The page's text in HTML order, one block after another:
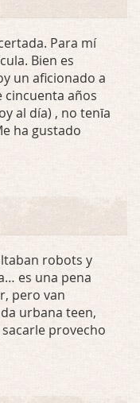
Para mí
Bien es
un aficionado a
cincuenta años
al día) , no tenīa
ha gustado
robots y
es una pena
pero van
urbana teen,
provecho